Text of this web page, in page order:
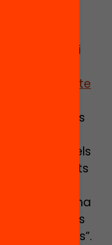
tinenta
Cultura i
va
de
l’acte
integral, des
i referents
d’entrada dels
Oportunitats
amb les
tinguem una
molt més
altres agents”.